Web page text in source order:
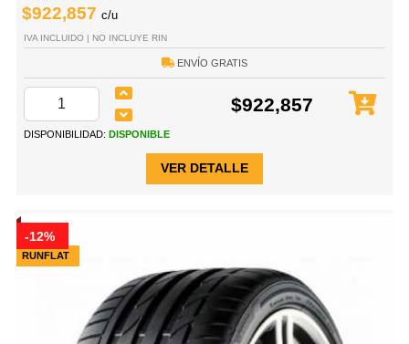
$922,857 c/u
IVA INCLUIDO | NO INCLUYE RIN
ENVÍO GRATIS
$922,857
DISPONIBILIDAD: DISPONIBLE
VER DETALLE
RUNFLAT
-12%